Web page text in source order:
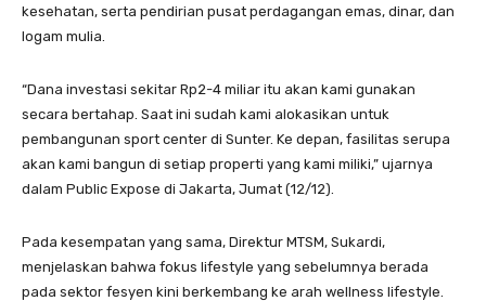
kesehatan, serta pendirian pusat perdagangan emas, dinar, dan
logam mulia.
“Dana investasi sekitar Rp2-4 miliar itu akan kami gunakan
secara bertahap. Saat ini sudah kami alokasikan untuk
pembangunan sport center di Sunter. Ke depan, fasilitas serupa
akan kami bangun di setiap properti yang kami miliki,” ujarnya
dalam Public Expose di Jakarta, Jumat (12/12).
Pada kesempatan yang sama, Direktur MTSM, Sukardi,
menjelaskan bahwa fokus lifestyle yang sebelumnya berada
pada sektor fesyen kini berkembang ke arah wellness lifestyle.